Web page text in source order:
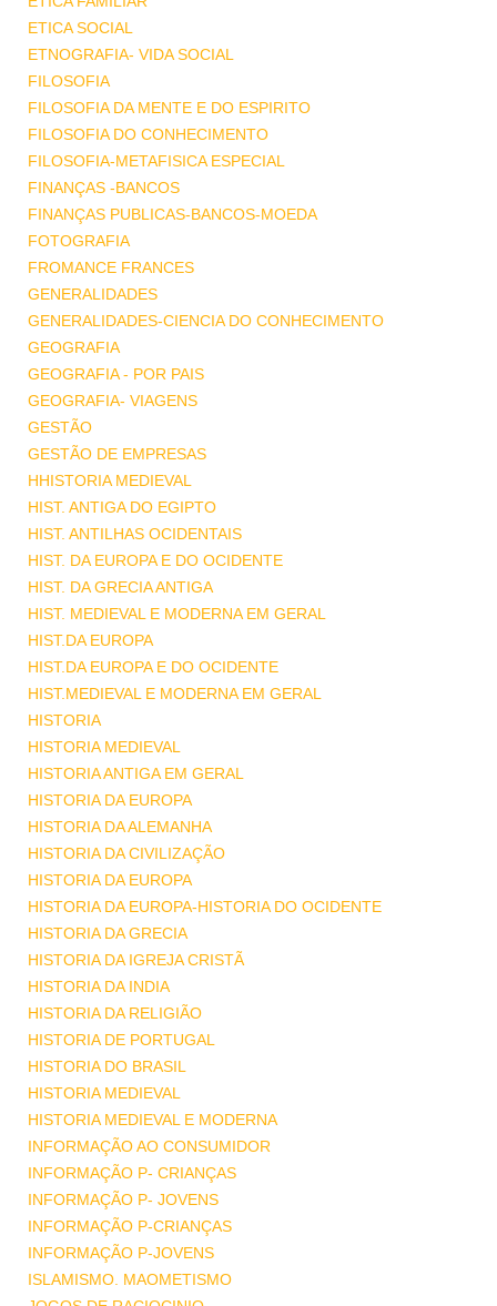
ETICA SOCIAL
ETNOGRAFIA- VIDA SOCIAL
FILOSOFIA
FILOSOFIA DA MENTE E DO ESPIRITO
FILOSOFIA DO CONHECIMENTO
FILOSOFIA-METAFISICA ESPECIAL
FINANÇAS -BANCOS
FINANÇAS PUBLICAS-BANCOS-MOEDA
FOTOGRAFIA
FROMANCE FRANCES
GENERALIDADES
GENERALIDADES-CIENCIA DO CONHECIMENTO
GEOGRAFIA
GEOGRAFIA - POR PAIS
GEOGRAFIA- VIAGENS
GESTÃO
GESTÃO DE EMPRESAS
HHISTORIA MEDIEVAL
HIST. ANTIGA DO EGIPTO
HIST. ANTILHAS OCIDENTAIS
HIST. DA EUROPA E DO OCIDENTE
HIST. DA GRECIA ANTIGA
HIST. MEDIEVAL E MODERNA EM GERAL
HIST.DA EUROPA
HIST.DA EUROPA E DO OCIDENTE
HIST.MEDIEVAL E MODERNA EM GERAL
HISTORIA
HISTORIA MEDIEVAL
HISTORIA ANTIGA EM GERAL
HISTORIA DA EUROPA
HISTORIA DA ALEMANHA
HISTORIA DA CIVILIZAÇÃO
HISTORIA DA EUROPA
HISTORIA DA EUROPA-HISTORIA DO OCIDENTE
HISTORIA DA GRECIA
HISTORIA DA IGREJA CRISTÃ
HISTORIA DA INDIA
HISTORIA DA RELIGIÃO
HISTORIA DE PORTUGAL
HISTORIA DO BRASIL
HISTORIA MEDIEVAL
HISTORIA MEDIEVAL E MODERNA
INFORMAÇÃO AO CONSUMIDOR
INFORMAÇÃO P- CRIANÇAS
INFORMAÇÃO P- JOVENS
INFORMAÇÃO P-CRIANÇAS
INFORMAÇÃO P-JOVENS
ISLAMISMO. MAOMETISMO